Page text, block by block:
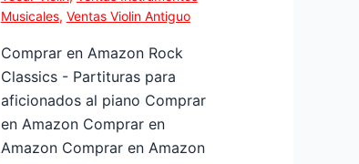
Musicales, Ventas Violin Antiguo
Comprar en Amazon Rock
Classics - Partituras para
aficionados al piano Comprar
en Amazon Comprar en
Amazon Comprar en Amazon